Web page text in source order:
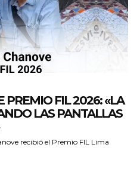
PREMIO FIL 2026: «LA
LAS PANTALLAS
recibió el Premio FIL Lima